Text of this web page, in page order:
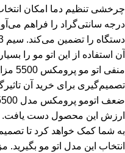
درجه سانتی‌گراد را فراهم
آن استفاده از این اتو مو را
تصمیم‌گیری برای خرید آن
ارزش این محصول دست یافت.
به شما کمک خواهد کرد تا